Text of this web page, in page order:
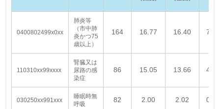
0400802499x0xx
肺炎等
（市中肺
炎かつ75
歳以上）
164 16.77 16.40 7.32
110310xx99xxxx
腎臓又は
尿路の感
染症
86 15.05 13.66 4.65
030250xx991xxx
睡眠時無
呼吸
82 2.00 2.02 0.00